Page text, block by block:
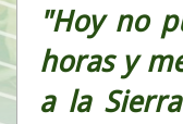
"Hoy no
horas y
a la